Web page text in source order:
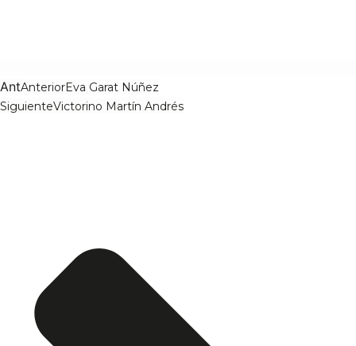
AntAnteriorEva Garat Núñez
SiguienteVictorino Martín Andrés